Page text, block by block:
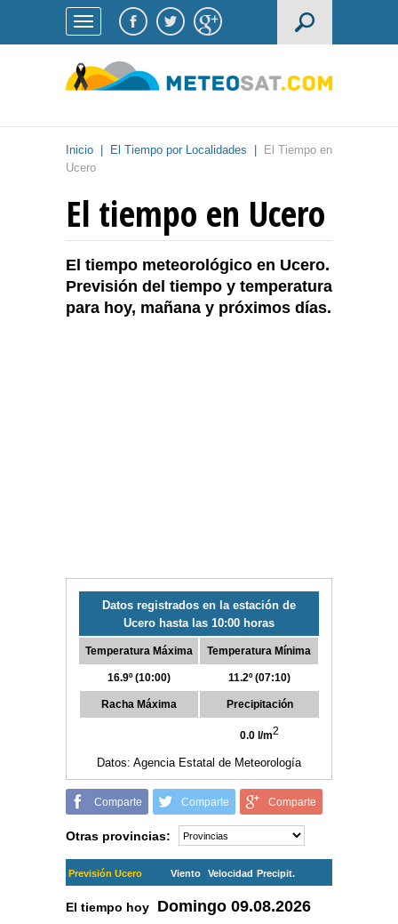
Inicio El Tiempo por Localidades
El Tiempo en
Ucero
El tiempo en Ucero
El tiempo meteorológico en Ucero.
Previsión del tiempo y temperatura
para hoy, mañana y próximos días.
Datos registrados en la estación de
Ucero hasta las 10:00 horas
Temperatura Máxima
16.9º (10:00)
Temperatura Mínima
11.2º (07:10)
Racha Máxima Precipitación
0.0 l/m2
Datos: Agencia Estatal de Meteorología
Comparte Comparte Comparte
Otras provincias:
Previsión Ucero Viento Velocidad Precipit.
El tiempo hoy Domingo 09.08.2026